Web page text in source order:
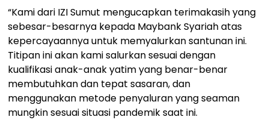
“Kami dari IZI Sumut mengucapkan terimakasih yang
sebesar-besarnya kepada Maybank Syariah atas
kepercayaannya untuk memyalurkan santunan ini.
Titipan ini akan kami salurkan sesuai dengan
kualifikasi anak-anak yatim yang benar-benar
membutuhkan dan tepat sasaran, dan
menggunakan metode penyaluran yang seaman
mungkin sesuai situasi pandemik saat ini.